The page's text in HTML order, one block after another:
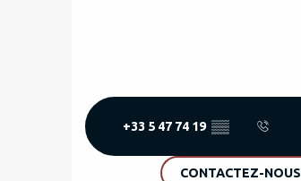
+33 5 47 74 19 ▒▒
CONTACTEZ-NOUS